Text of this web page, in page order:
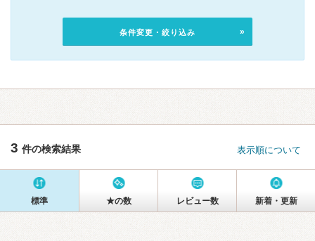
条件変更・絞り込み
3 件の検索結果 表示順について
標準 ★の数 レビュー数 新着・更新